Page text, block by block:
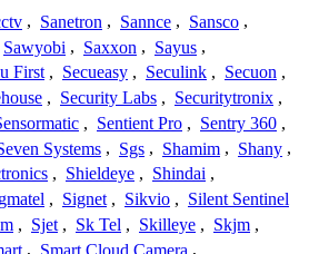
, Sanetron , Sannce , Sansco ,
Sawyobi , Saxxon , Sayus ,
First , Secueasy , Seculink , Secuon ,
, Security Labs , Securitytronix ,
, Sentient Pro , Sentry 360 ,
Systems , Sgs , Shamim , Shany ,
, Shieldeye , Shindai ,
, Signet , Sikvio , Silent Sentinel
, Sjet , Sk Tel , Skilleye , Skjm ,
, Smart Cloud Camera ,